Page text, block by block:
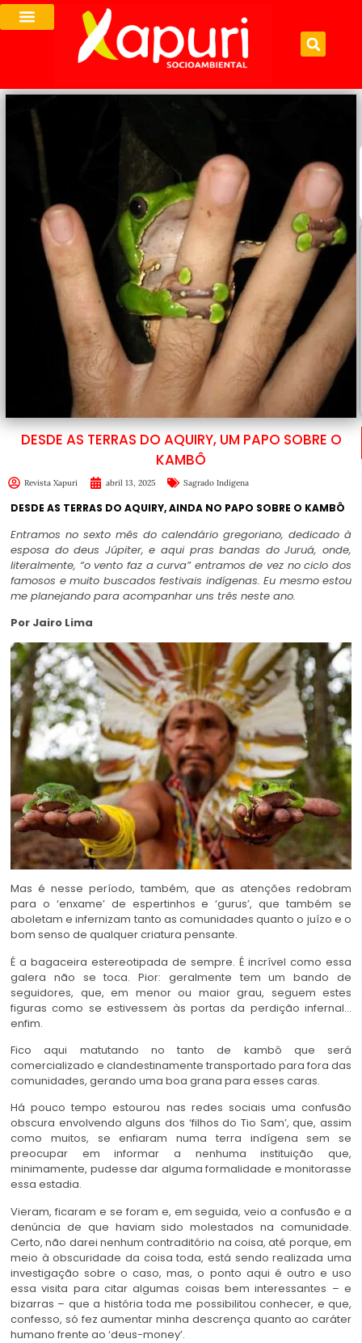
DESDE AS TERRAS DO AQUIRY, UM PAPO SOBRE O
KAMBÔ
Revista Xapuri abril 13, 2025 Sagrado Indígena
DESDE AS TERRAS DO AQUIRY, AINDA NO PAPO SOBRE O KAMBÔ
Entramos no sexto mês do calendário gregoriano, dedicado à
esposa do deus Júpiter, e aqui pras bandas do Juruá, onde,
literalmente, “o vento faz a curva” entramos de vez no ciclo dos
famosos e muito buscados festivais indígenas. Eu mesmo estou
me planejando para acompanhar uns três neste ano.
Por Jairo Lima
Mas é nesse período, também, que as atenções redobram
para o ‘enxame’ de espertinhos e ‘gurus’, que também se
aboletam e infernizam tanto as comunidades quanto o juízo e o
bom senso de qualquer criatura pensante.
É a bagaceira estereotipada de sempre. É incrível como essa
galera não se toca. Pior: geralmente tem um bando de
seguidores, que, em menor ou maior grau, seguem estes
figuras como se estivessem às portas da perdição infernal…
enfim.
Fico aqui matutando no tanto de kambô que será
comercializado e clandestinamente transportado para fora das
comunidades, gerando uma boa grana para esses caras.
Há pouco tempo estourou nas redes sociais uma confusão
obscura envolvendo alguns dos ‘filhos do Tio Sam’, que, assim
como muitos, se enfiaram numa terra indígena sem se
preocupar em informar a nenhuma instituição que,
minimamente, pudesse dar alguma formalidade e monitorasse
essa estadia.
Vieram, ficaram e se foram e, em seguida, veio a confusão e a
denúncia de que haviam sido molestados na comunidade.
Certo, não darei nenhum contraditório na coisa, até porque, em
meio à obscuridade da coisa toda, está sendo realizada uma
investigação sobre o caso, mas, o ponto aqui é outro e uso
essa visita para citar algumas coisas bem interessantes – e
bizarras – que a história toda me possibilitou conhecer, e que,
confesso, só fez aumentar minha descrença quanto ao caráter
humano frente ao ‘deus-money’.